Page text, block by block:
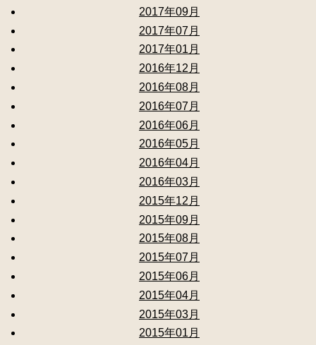
2017年09月
2017年07月
2017年01月
2016年12月
2016年08月
2016年07月
2016年06月
2016年05月
2016年04月
2016年03月
2015年12月
2015年09月
2015年08月
2015年07月
2015年06月
2015年04月
2015年03月
2015年01月